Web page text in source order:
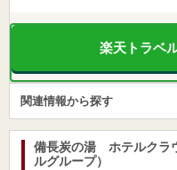
楽天トラベ
関連情報から探す
備長炭の湯 ホテルクラ
ルグループ）